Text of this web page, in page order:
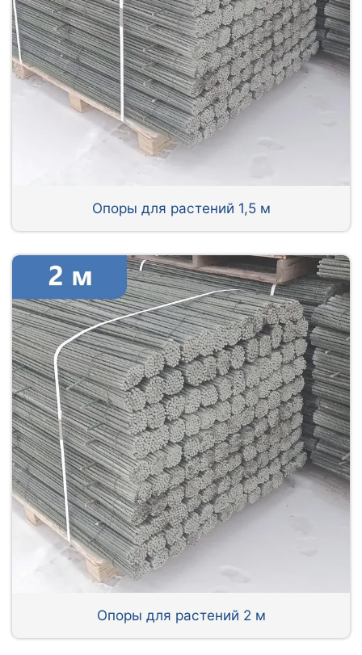
Опоры для растений 1,5 м
Опоры для растений 2 м